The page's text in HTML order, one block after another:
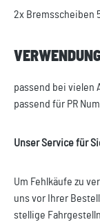
2x Bremsscheiben
passend bei vielen
passend für PR
Unser Service für
Um Fehlkäufe zu
uns vor Ihrer
stellige